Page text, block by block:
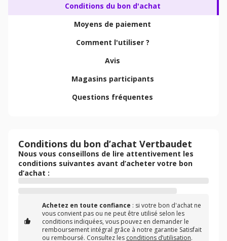
Conditions du bon d'achat
Moyens de paiement
Comment l'utiliser ?
Avis
Magasins participants
Questions fréquentes
Conditions du bon d’achat Vertbaudet
Nous vous conseillons de lire attentivement les
conditions suivantes avant d’acheter votre bon
d’achat :
Achetez en toute confiance : si votre bon d'achat ne
vous convient pas ou ne peut être utilisé selon les
conditions indiquées, vous pouvez en demander le
remboursement intégral grâce à notre garantie Satisfait
ou remboursé. Consultez les conditions d’utilisation.